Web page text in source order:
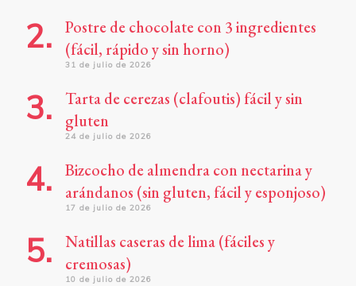
Postre de chocolate con 3 ingredientes
(fácil, rápido y sin horno)
31 de julio de 2026
Tarta de cerezas (clafoutis) fácil y sin
gluten
24 de julio de 2026
Bizcocho de almendra con nectarina y
arándanos (sin gluten, fácil y esponjoso)
17 de julio de 2026
Natillas caseras de lima (fáciles y
cremosas)
10 de julio de 2026